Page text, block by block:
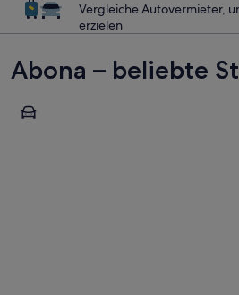
Vergleiche Autovermieter,
erzielen
Abona – beliebte
San Miguel de Abona